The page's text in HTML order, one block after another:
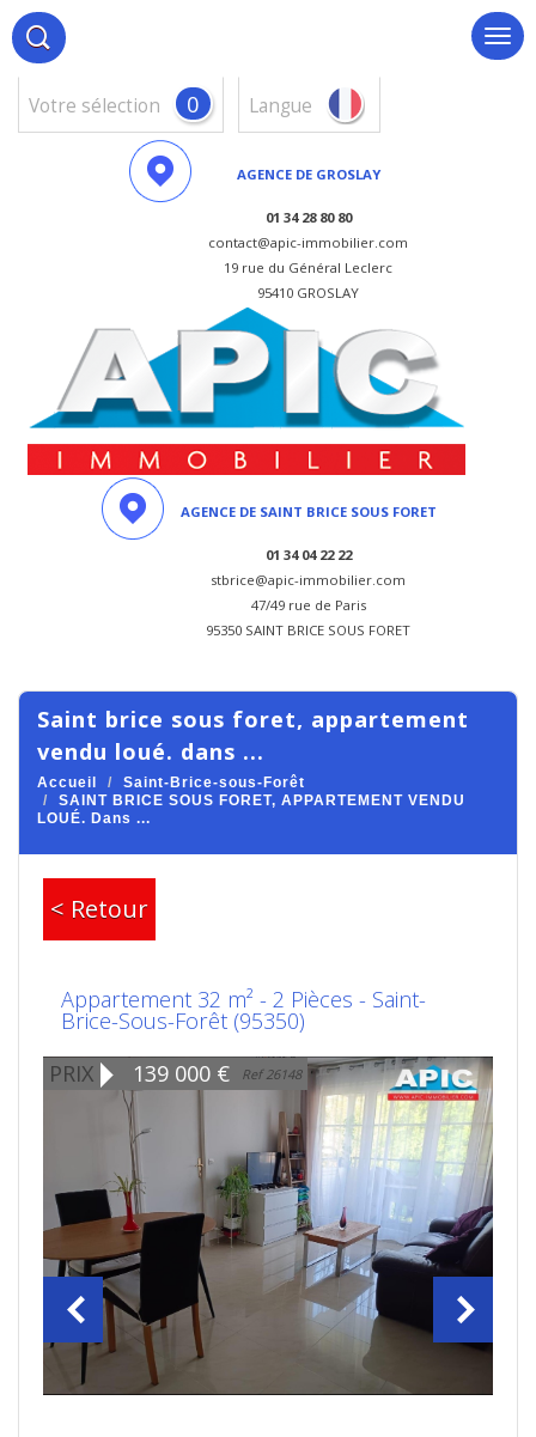
votre sélection 0 Langue
AGENCE DE GROSLAY
01 34 28 80 80
contact@apic-immobilier.com
19 rue du Général Leclerc
95410 GROSLAY
AGENCE DE SAINT BRICE SOUS FORET
01 34 04 22 22
stbrice@apic-immobilier.com
47/49 rue de Paris
95350 SAINT BRICE SOUS FORET
saint brice sous foret, appartement
vendu loué. dans ...
Accueil
Saint-Brice-sous-Forêt
SAINT BRICE SOUS FORET, APPARTEMENT VENDU
LOUÉ. Dans ...
< Retour
Appartement 32 m² - 2 Pièces - Saint-
Brice-Sous-Forêt (95350)
PRIX
139 000 € Ref 26148